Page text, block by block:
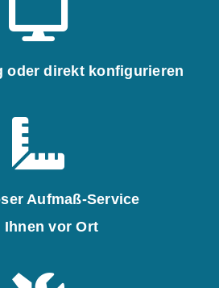
oder direkt konfigurieren
Aufmaß-Service
Ihnen vor Ort